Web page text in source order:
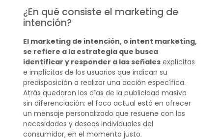
¿En qué consiste el marketing de
intención?
El marketing de intención, o intent marketing,
se refiere a la estrategia que busca
identificar y responder a las señalesexplícitas
e implícitas de los usuarios que indican su
predisposición a realizar una acción específica.
Atrás quedaron los días de la publicidad masiva
sin diferenciación: el foco actual está en ofrecer
un mensaje personalizado que resuene con las
necesidades y deseos individuales del
consumidor, en el momento justo.